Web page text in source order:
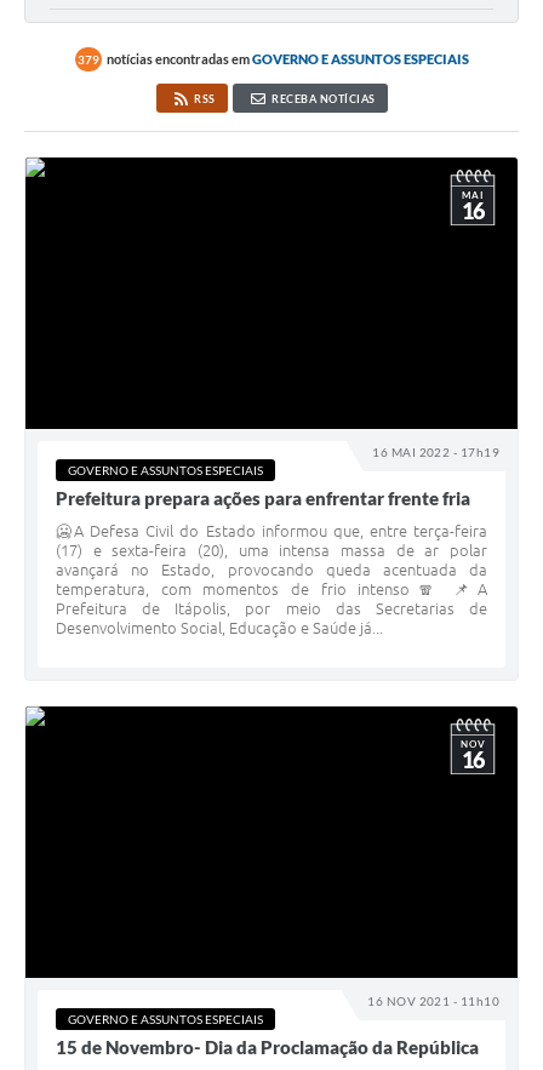
Contato
Documentos
Distritos
Água de Qualidade
Gasoduto (Gás Natural)
Bairros Rurais
Carta de Serviços
Notícias
379 notícias encontradas emGOVERNO E ASSUNTOS ESPECIAIS
RSS RECEBA NOTÍCIAS
16 MAI 2022 - 17h19
MAI
16
GOVERNO E ASSUNTOS ESPECIAIS
Prefeitura prepara ações para enfrentar frente fria
🥶A Defesa Civil do Estado informou que, entre terça-feira
(17) e sexta-feira (20), uma intensa massa de ar polar
avançará no Estado, provocando queda acentuada da
temperatura, com momentos de frio intenso🧣 📌A
Prefeitura de Itápolis, por meio das Secretarias de
Desenvolvimento Social, Educação e Saúde já...
16 NOV 2021 - 11h10
NOV
16
GOVERNO E ASSUNTOS ESPECIAIS
15 de Novembro- Dia da Proclamação da República